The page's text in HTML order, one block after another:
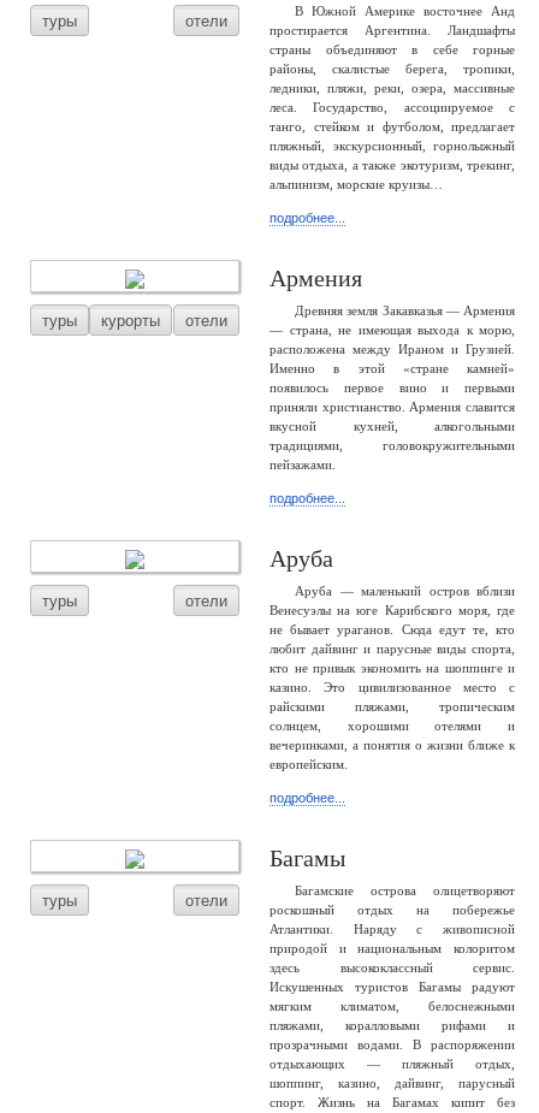
туры отели
В Южной Америке восточнее Анд
простирается Аргентина. Ландшафты
страны объединяют в себе горные
районы, скалистые берега, тропики,
ледники, пляжи, реки, озера, массивные
леса. Государство, ассоциируемое с
танго, стейком и футболом, предлагает
пляжный, экскурсионный, горнолыжный
виды отдыха, а также экотуризм, трекинг,
альпинизм, морские круизы…
подробнее...
туры курорты отели
Армения
Древняя земля Закавказья — Армения
— страна, не имеющая выхода к морю,
расположена между Ираном и Грузией.
Именно в этой «стране камней»
появилось первое вино и первыми
приняли христианство. Армения славится
вкусной кухней, алкогольными
традициями, головокружительными
пейзажами.
подробнее...
туры отели
Аруба
Аруба — маленький остров вблизи
Венесуэлы на юге Карибского моря, где
не бывает ураганов. Сюда едут те, кто
любит дайвинг и парусные виды спорта,
кто не привык экономить на шоппинге и
казино. Это цивилизованное место с
райскими пляжами, тропическим
солнцем, хорошими отелями и
вечеринками, а понятия о жизни ближе к
европейским.
подробнее...
туры отели
Багамы
Багамские острова олицетворяют
роскошный отдых на побережье
Атлантики. Наряду с живописной
природой и национальным колоритом
здесь высококлассный сервис.
Искушенных туристов Багамы радуют
мягким климатом, белоснежными
пляжами, коралловыми рифами и
прозрачными водами. В распоряжении
отдыхающих — пляжный отдых,
шоппинг, казино, дайвинг, парусный
спорт. Жизнь на Багамах кипит без